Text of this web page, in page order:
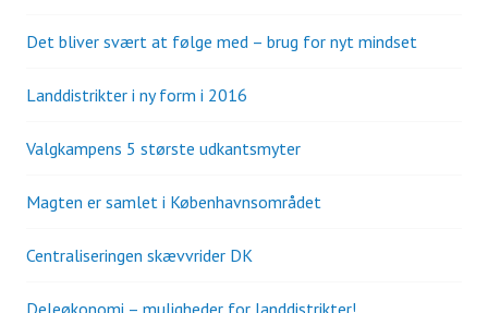
Det bliver svært at følge med – brug for nyt mindset
Landdistrikter i ny form i 2016
Valgkampens 5 største udkantsmyter
Magten er samlet i Københavnsområdet
Centraliseringen skævvrider DK
Deleøkonomi – muligheder for landdistrikter!